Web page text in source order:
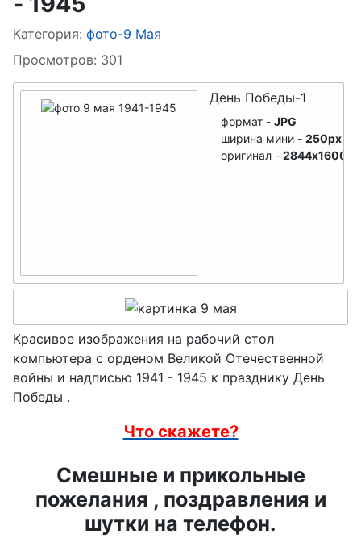
День
пограничника
День ВМФ
День Знаний
Информация о материале
Категория: фото-9 Мая
Просмотров: 301
День Победы-1
формат - JPG
ширина мини - 250px
оригинал - 2844x1600
Красивое изображения на рабочий стол
компьютера с орденом Великой Отечественной
войны и надписью 1941 - 1945 к празднику День
Победы .
Что скажете?
Смешные и прикольные
пожелания , поздравления и
шутки на телефон.